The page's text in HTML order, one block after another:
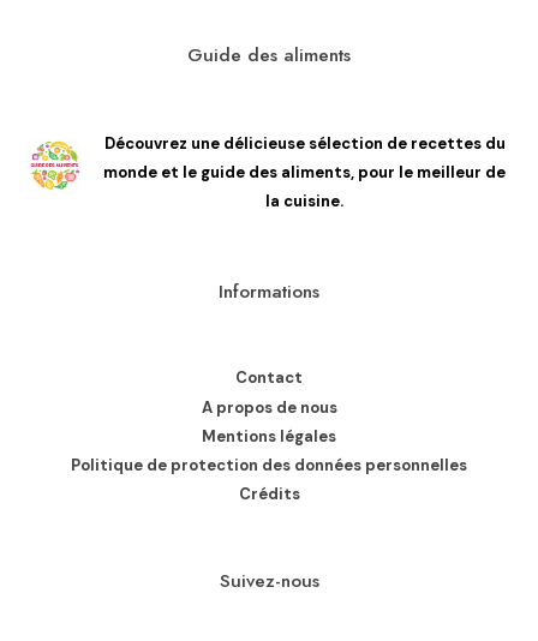
Guide des aliments
Découvrez une délicieuse sélection de recettes du
monde et le guide des aliments, pour le meilleur de
la cuisine.
Informations
Contact
A propos de nous
Mentions légales
Politique de protection des données personnelles
Crédits
Suivez-nous